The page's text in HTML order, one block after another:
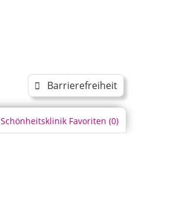
Barrierefreiheit
Schönheitsklinik Favoriten (0)